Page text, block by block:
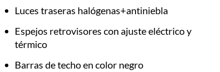
Luces traseras halógenas+antiniebla
Espejos retrovisores con ajuste eléctrico y
térmico
Barras de techo en color negro